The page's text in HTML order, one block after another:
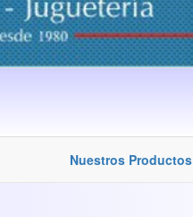
Nuestros Productos